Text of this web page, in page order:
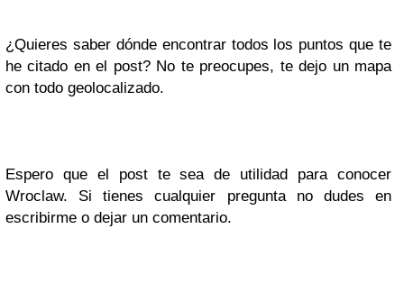
¿Quieres saber dónde encontrar todos los puntos que te
he citado en el post? No te preocupes, te dejo un mapa
con todo geolocalizado.
Espero que el post te sea de utilidad para conocer
Wroclaw. Si tienes cualquier pregunta no dudes en
escribirme o dejar un comentario.